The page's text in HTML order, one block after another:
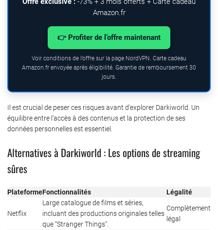
Amazon.fr
👉 Profiter de l’offre maintenant
Voir conditions de l’offre sur la page NordVPN. Carte cadeau
Amazon.fr envoyée après éligibilité. Garantie de remboursement 30
jours.
Il est crucial de peser ces risques avant d’explorer Darkiworld. Un
équilibre entre l’accès à des contenus et la protection de ses
données personnelles est essentiel.
Alternatives à Darkiworld : Les options de streaming
sûres
PlateformeFonctionnalités Légalité
Netflix
Large catalogue de films et séries,
incluant des productions originales telles
que “Stranger Things”.
Complètement
légal